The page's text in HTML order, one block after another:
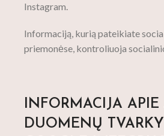
Instagram.
Informaciją, kurią pateikiate
priemonėse, kontroliuoja
INFORMACIJA APIE
DUOMENŲ